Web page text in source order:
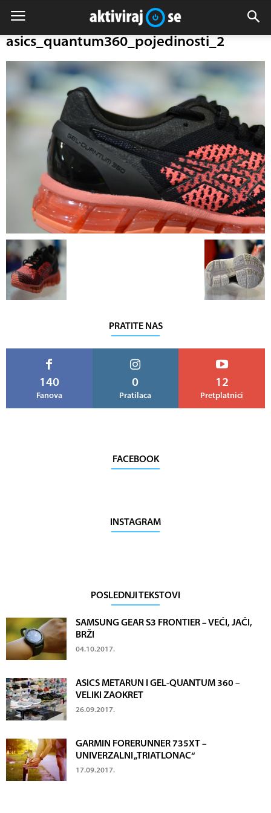
asics_quantum360_pojedinosti_2
PRATITE NAS
140
Fanova
0
Pratilaca
12
Pretplatnici
FACEBOOK
INSTAGRAM
POSLEDNJI TEKSTOVI
SAMSUNG GEAR S3 FRONTIER – VEĆI, JAČI,
BRŽI
04.10.2017.
ASICS METARUN I GEL-QUANTUM 360 –
VELIKI ZAOKRET
26.09.2017.
GARMIN FORERUNNER 735XT –
UNIVERZALNI „TRIATLONAC“
17.09.2017.